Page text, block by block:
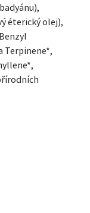
éterický olej),
Terpinene*,